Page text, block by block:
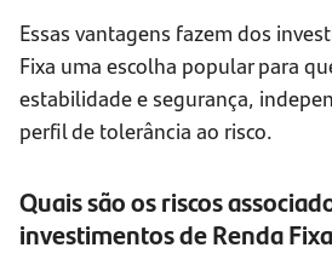
Essas vantagens fazem dos
Fixa uma escolha popular para
estabilidade e segurança,
perfil de tolerância ao risco.
Quais são os riscos
investimentos de Renda